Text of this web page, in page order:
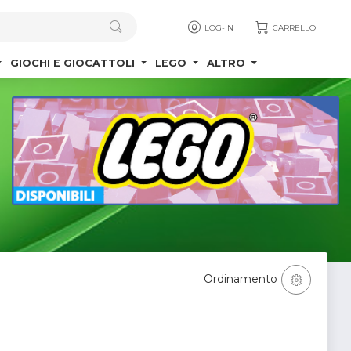
LOG-IN CARRELLO
GIOCHI E GIOCATTOLI LEGO ALTRO
Ordinamento